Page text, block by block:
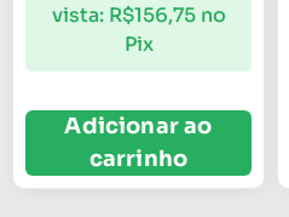
vista: R$156,75 no
Pix
Adicionar ao
carrinho